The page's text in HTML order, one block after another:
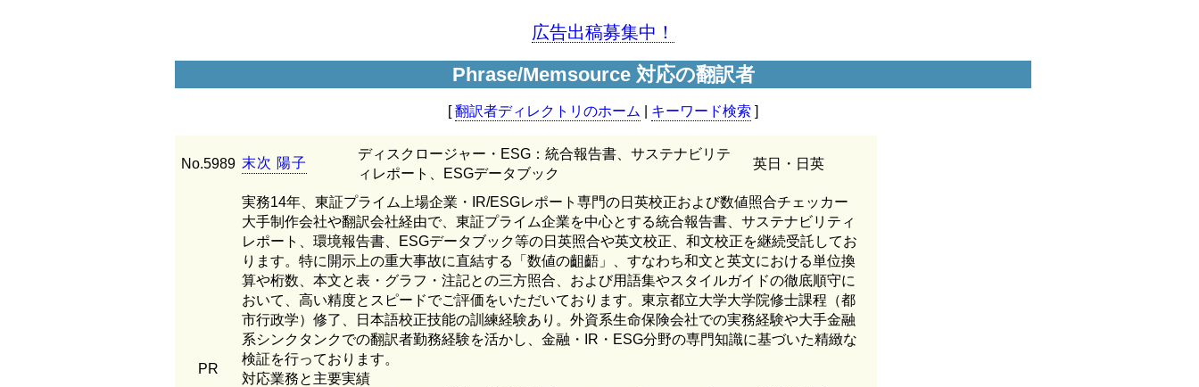
広告出稿募集中！
Phrase/Memsource 対応の翻訳者
[翻訳者ディレクトリのホーム キーワード検索 ]
No.5989 末次 陽子
ディスクロージャー・ESG：統合報告書、サステナビリテ
ィレポート、ESGデータブック
英日・日英
PR
実務14年、東証プライム上場企業・IR/ESGレポート専門の日英校正および数値照合チェッカー
大手制作会社や翻訳会社経由で、東証プライム企業を中心とする統合報告書、サステナビリティ
レポート、環境報告書、ESGデータブック等の日英照合や英文校正、和文校正を継続受託してお
ります。特に開示上の重大事故に直結する「数値の齟齬」、すなわち和文と英文における単位換
算や桁数、本文と表・グラフ・注記との三方照合、および用語集やスタイルガイドの徹底順守に
おいて、高い精度とスピードでご評価をいただいております。東京都立大学大学院修士課程（都
市行政学）修了、日本語校正技能の訓練経験あり。外資系生命保険会社での実務経験や大手金融
系シンクタンクでの翻訳者勤務経験を活かし、金融・IR・ESG分野の専門知識に基づいた精緻な
検証を行っております。
対応業務と主要実績